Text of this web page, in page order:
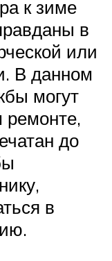
к зиме
в
или
В данном
могут
ремонте,
до
в